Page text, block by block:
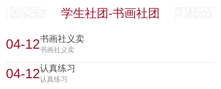
学生社团-书画社团
04-12书画社义卖
书画社义卖
04-12认真练习
认真练习